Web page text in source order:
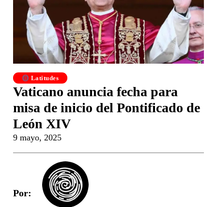
Latitudes
Vaticano anuncia fecha para
misa de inicio del Pontificado de
León XIV
9 mayo, 2025
Por: